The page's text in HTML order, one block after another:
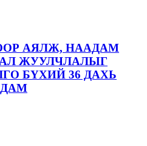
АЯЛЖ, НААДАМ
ЖУУЛЧЛАЛЫГ
БҮХИЙ 36 ДАХЬ